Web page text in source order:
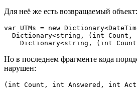
Для неё же есть возвращаемый объект:
var UTMs = new
Dictionary<string, (int Count,
Dictionary<string, (int Count,
Но в последнем фрагменте кода
нарушен:
(int Count, int Answered, int